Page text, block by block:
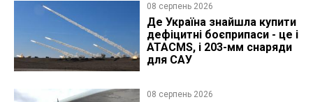
08 серпень 2026
Де Україна знайшла купити
дефіцитні боєприпаси - це і
ATACMS, і 203-мм снаряди
для САУ
08 серпень 2026